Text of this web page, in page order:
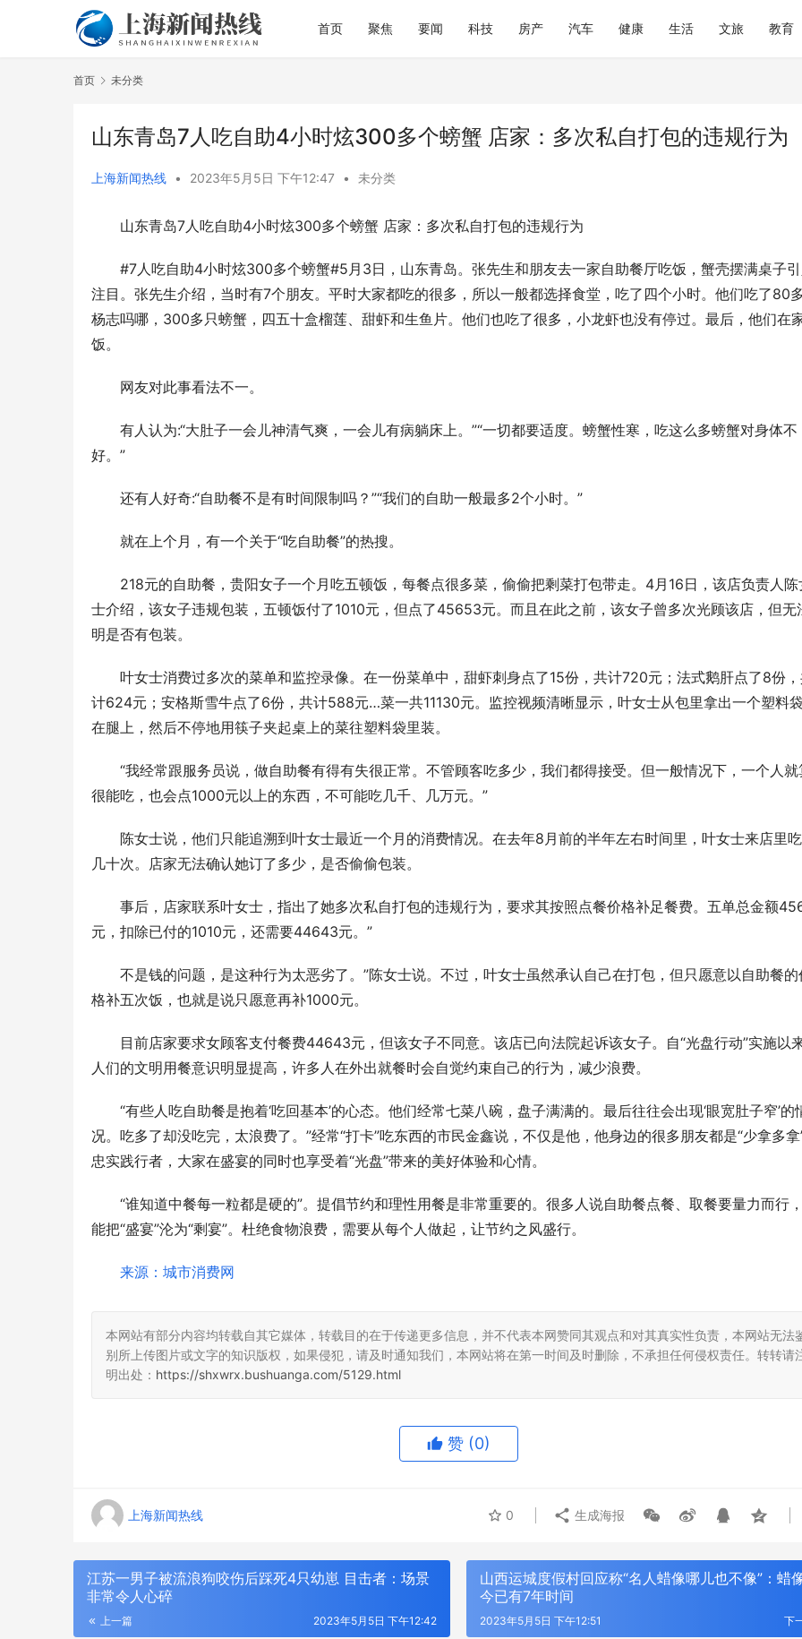
首页 聚焦 要闻 科技 房产 汽车 健康 生活 文旅 教育
首页 未分类
山东青岛7人吃自助4小时炫300多个螃蟹 店家：多次私自打包的违规行为
上海新闻热线 • 2023年5月5日 下午12:47 • 未分类
山东青岛7人吃自助4小时炫300多个螃蟹 店家：多次私自打包的违规行为
#7人吃自助4小时炫300多个螃蟹#5月3日，山东青岛。张先生和朋友去一家自助餐厅吃饭，蟹壳摆满桌子
注目。张先生介绍，当时有7个朋友。平时大家都吃的很多，所以一般都选择食堂，吃了四个小时。他们吃了80
杨志吗哪，300多只螃蟹，四五十盒榴莲、甜虾和生鱼片。他们也吃了很多，小龙虾也没有停过。最后，他们在
饭。
网友对此事看法不一。
有人认为:“大肚子一会儿神清气爽，一会儿有病躺床上。”“一切都要适度。螃蟹性寒，吃这么多螃蟹对身体不
好。”
还有人好奇:“自助餐不是有时间限制吗？”“我们的自助一般最多2个小时。”
就在上个月，有一个关于“吃自助餐”的热搜。
218元的自助餐，贵阳女子一个月吃五顿饭，每餐点很多菜，偷偷把剩菜打包带走。4月16日，该店负责人陈
士介绍，该女子违规包装，五顿饭付了1010元，但点了45653元。而且在此之前，该女子曾多次光顾该店，但无
明是否有包装。
叶女士消费过多次的菜单和监控录像。在一份菜单中，甜虾刺身点了15份，共计720元；法式鹅肝点了8份
计624元；安格斯雪牛点了6份，共计588元…菜一共11130元。监控视频清晰显示，叶女士从包里拿出一个塑料
在腿上，然后不停地用筷子夹起桌上的菜往塑料袋里装。
“我经常跟服务员说，做自助餐有得有失很正常。不管顾客吃多少，我们都得接受。但一般情况下，一个人就
很能吃，也会点1000元以上的东西，不可能吃几千、几万元。”
陈女士说，他们只能追溯到叶女士最近一个月的消费情况。在去年8月前的半年左右时间里，叶女士来店里
几十次。店家无法确认她订了多少，是否偷偷包装。
事后，店家联系叶女士，指出了她多次私自打包的违规行为，要求其按照点餐价格补足餐费。五单总金额
元，扣除已付的1010元，还需要44643元。”
不是钱的问题，是这种行为太恶劣了。”陈女士说。不过，叶女士虽然承认自己在打包，但只愿意以自助餐的
格补五次饭，也就是说只愿意再补1000元。
目前店家要求女顾客支付餐费44643元，但该女子不同意。该店已向法院起诉该女子。自“光盘行动”实施以
人们的文明用餐意识明显提高，许多人在外出就餐时会自觉约束自己的行为，减少浪费。
“有些人吃自助餐是抱着‘吃回基本’的心态。他们经常七菜八碗，盘子满满的。最后往往会出现‘眼宽肚子窄’的
况。吃多了却没吃完，太浪费了。”经常“打卡”吃东西的市民金鑫说，不仅是他，他身边的很多朋友都是“少拿多拿
忠实践行者，大家在盛宴的同时也享受着“光盘”带来的美好体验和心情。
“谁知道中餐每一粒都是硬的”。提倡节约和理性用餐是非常重要的。很多人说自助餐点餐、取餐要量力而行
能把“盛宴”沦为“剩宴”。杜绝食物浪费，需要从每个人做起，让节约之风盛行。
来源：城市消费网
本网站有部分内容均转载自其它媒体，转载目的在于传递更多信息，并不代表本网赞同其观点和对其真实性负责，本网站无法
别所上传图片或文字的知识版权，如果侵犯，请及时通知我们，本网站将在第一时间及时删除，不承担任何侵权责任。转转请
明出处： https://shxwrx.bushuanga.com/5129.html
赞 (0)
上海新闻热线 0 生成海报
江苏一男子被流浪狗咬伤后踩死4只幼崽 目击者：场景
非常令人心碎
上一篇 2023年5月5日 下午12:42
山西运城度假村回应称“名人蜡像哪儿也不像”：蜡
今已有7年时间
下
2023年5月5日 下午12:51
大润发购物卡回收平台参考：京卡收的综合
村田中国亮相2026慕尼黑上海电子展 四大